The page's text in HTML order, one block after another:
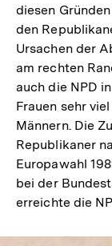
diesen
den
Ursachen der
am rechten
auch die NPD
Frauen sehr
Männern. Die
Republikaner
Europawahl
bei der
erreichte die